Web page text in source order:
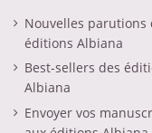
Nouvelles parutions
éditions Albiana
Best-sellers des
Albiana
Envoyer vos